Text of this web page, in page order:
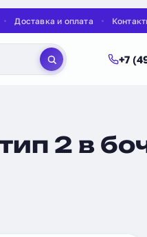
Доставка и оплата
+7
2 в